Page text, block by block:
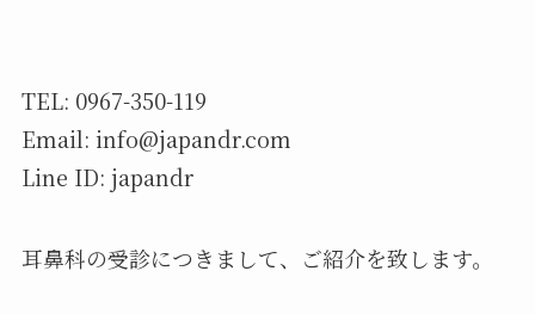
TEL: 0967-350-119
Email: info@japandr.com
Line ID: japandr
耳鼻科の受診につきまして、ご紹介を致します。